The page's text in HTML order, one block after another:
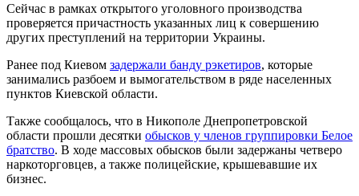
Сейчас в рамках открытого уголовного производства
проверяется причастность указанных лиц к совершению
других преступлений на территории Украины.
Ранее под Киевом задержали банду рэкетиров, которые
занимались разбоем и вымогательством в ряде населенных
пунктов Киевской области.
Также сообщалось, что в Никополе Днепропетровской
области прошли десятки обысков у членов группировки Белое
братство. В ходе массовых обысков были задержаны четверо
наркоторговцев, а также полицейские, крышевавшие их
бизнес.